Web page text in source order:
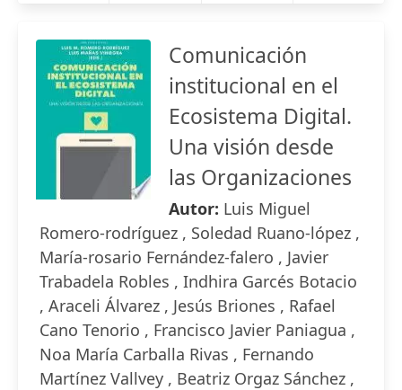
Comunicación
institucional en el
Ecosistema Digital.
Una visión desde
las Organizaciones
Autor: Luis Miguel
Romero-rodríguez , Soledad Ruano-lópez ,
María-rosario Fernández-falero , Javier
Trabadela Robles , Indhira Garcés Botacio
, Araceli Álvarez , Jesús Briones , Rafael
Cano Tenorio , Francisco Javier Paniagua ,
Noa María Carballa Rivas , Fernando
Martínez Vallvey , Beatriz Orgaz Sánchez ,